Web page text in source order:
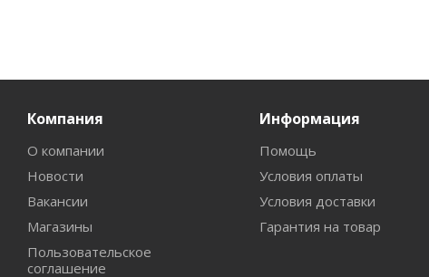
Компания
О компании
Новости
Вакансии
Магазины
Пользовательское
соглашение
Информация
Помощь
Условия оплаты
Условия доставки
Гарантия на товар